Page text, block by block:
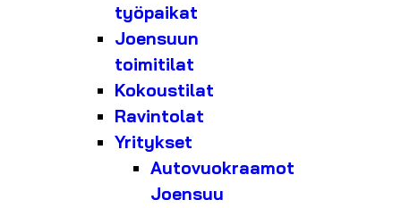
työpaikat
Joensuun
toimitilat
Kokoustilat
Ravintolat
Yritykset
Autovuokraamot
Joensuu